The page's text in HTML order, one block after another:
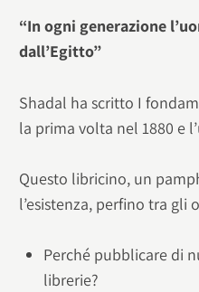
“In ogni generazione
dall’Egitto”
Shadal ha scritto I
la prima volta nel 1880 e
Questo libricino, un
l’esistenza, perfino tra
Perché pubblicare di
librerie?